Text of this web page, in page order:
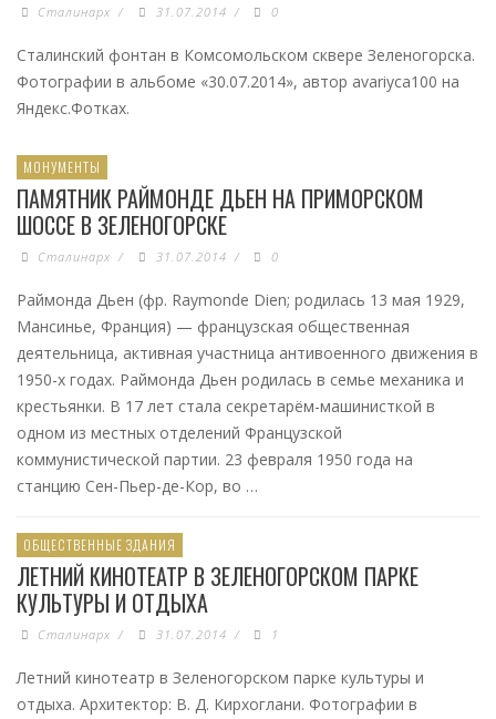
Сталинарх / 31.07.2014 / 0
Сталинский фонтан в Комсомольском сквере Зеленогорска.
Фотографии в альбоме «30.07.2014», автор avariyca100 на
Яндекс.Фотках.
МОНУМЕНТЫ
ПАМЯТНИК РАЙМОНДЕ ДЬЕН НА ПРИМОРСКОМ
ШОССЕ В ЗЕЛЕНОГОРСКЕ
Сталинарх / 31.07.2014 / 0
Раймонда Дьен (фр. Raymonde Dien; родилась 13 мая 1929,
Мансинье, Франция) — французская общественная
деятельница, активная участница антивоенного движения в
1950-х годах. Раймонда Дьен родилась в семье механика и
крестьянки. В 17 лет стала секретарём-машинисткой в
одном из местных отделений Французской
коммунистической партии. 23 февраля 1950 года на
станцию Сен-Пьер-де-Кор, во …
ОБЩЕСТВЕННЫЕ ЗДАНИЯ
ЛЕТНИЙ КИНОТЕАТР В ЗЕЛЕНОГОРСКОМ ПАРКЕ
КУЛЬТУРЫ И ОТДЫХА
Сталинарх / 31.07.2014 / 1
Летний кинотеатр в Зеленогорском парке культуры и
отдыха. Архитектор: В. Д. Кирхоглани. Фотографии в